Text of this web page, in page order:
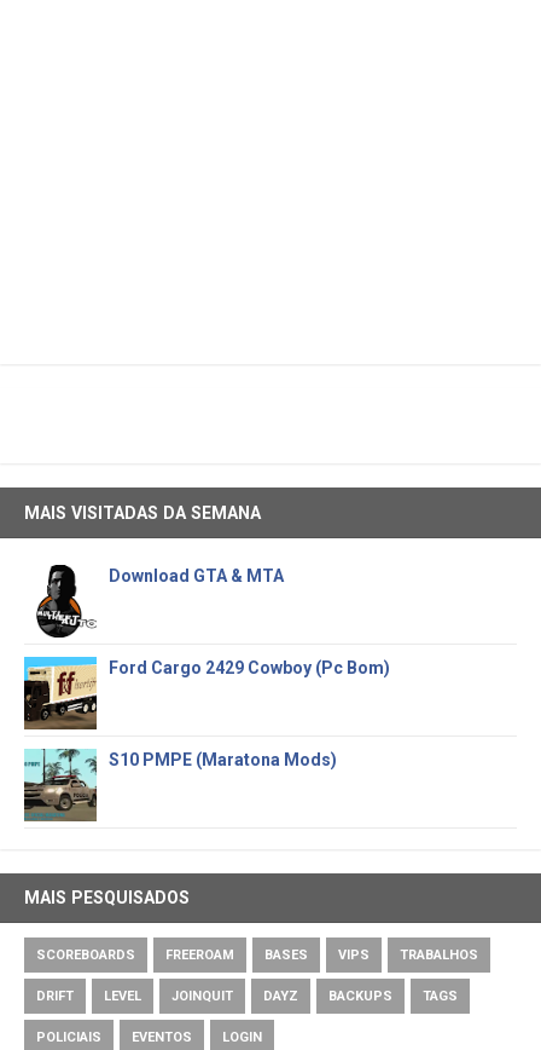
MAIS VISITADAS DA SEMANA
Download GTA & MTA
Ford Cargo 2429 Cowboy (Pc Bom)
S10 PMPE (Maratona Mods)
MAIS PESQUISADOS
SCOREBOARDS FREEROAM BASES VIPS TRABALHOS
DRIFT LEVEL JOINQUIT DAYZ BACKUPS TAGS
POLICIAIS EVENTOS LOGIN